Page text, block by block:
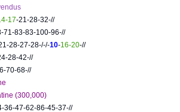
17-21-28-32-//
71-83-83-100-96-//
28-27-28-/-/-10-16-20-//
28-42-//
70-68-//
(300,000)
36-47-62-86-45-37-//